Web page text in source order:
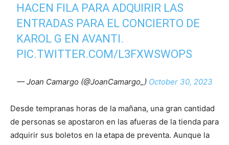
HACEN FILA PARA ADQUIRIR LAS
ENTRADAS PARA EL CONCIERTO DE
KAROL G EN AVANTI.
PIC.TWITTER.COM/L3FXWSWOPS
— Joan Camargo (@JoanCamargo_) October 30, 2023
Desde tempranas horas de la mañana, una gran cantidad
de personas se apostaron en las afueras de la tienda para
adquirir sus boletos en la etapa de preventa. Aunque la